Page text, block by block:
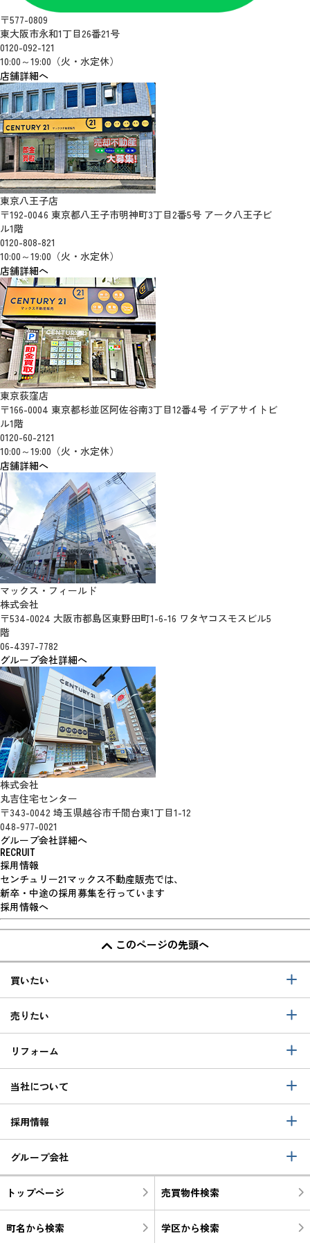
〒577-0809
東大阪市永和1丁目26番21号
0120-092-121
10:00～19:00（火・水定休）
店舗詳細へ
東京八王子店
〒192-0046 東京都八王子市明神町3丁目2番5号 アーク八王子ビ
ル1階
0120-808-821
10:00～19:00（火・水定休）
店舗詳細へ
東京荻窪店
〒166-0004 東京都杉並区阿佐谷南3丁目12番4号 イデアサイトビ
ル1階
0120-60-2121
10:00～19:00（火・水定休）
店舗詳細へ
マックス・フィールド
株式会社
〒534-0024 大阪市都島区東野田町1-6-16 ワタヤコスモスビル5
階
06-4397-7782
グループ会社詳細へ
株式会社
丸吉住宅センター
〒343-0042 埼玉県越谷市千間台東1丁目1-12
048-977-0021
グループ会社詳細へ
RECRUIT
採用情報
センチュリー21マックス不動産販売では、
新卒・中途の採用募集を行っています
採用情報へ
このページの先頭へ
買いたい
売りたい
リフォーム
当社について
採用情報
グループ会社
トップページ 売買物件検索
町名から検索 学区から検索